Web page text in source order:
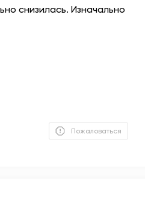
94,06
снизилась. Изначально
Пожаловаться